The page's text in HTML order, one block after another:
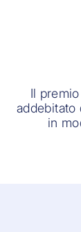
Il
addebitato
in